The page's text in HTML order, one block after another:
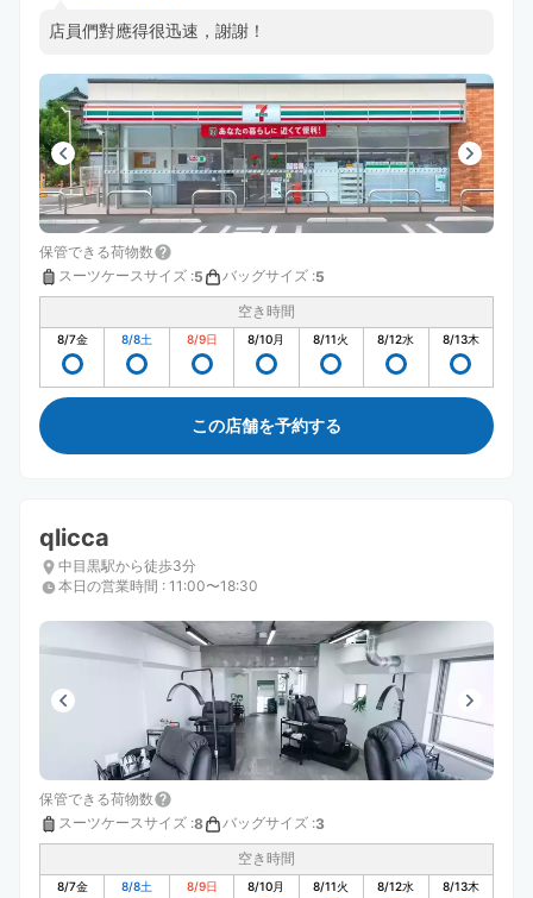
店員們對應得很迅速，謝謝！
保管できる荷物数
スーツケースサイズ :5 バッグサイズ :5
空き時間
8/7金 8/8土 8/9日 8/10月 8/11火 8/12水 8/13木
この店舗を予約する
qlicca
中目黒駅から徒歩3分
本日の営業時間 : 11:00〜18:30
保管できる荷物数
スーツケースサイズ :8 バッグサイズ :3
空き時間
8/7金 8/8土 8/9日 8/10月 8/11火 8/12水 8/13木